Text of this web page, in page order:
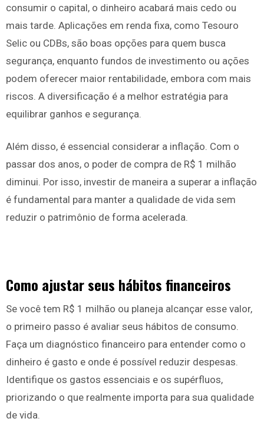
consumir o capital, o dinheiro acabará mais cedo ou
mais tarde. Aplicações em renda fixa, como Tesouro
Selic ou CDBs, são boas opções para quem busca
segurança, enquanto fundos de investimento ou ações
podem oferecer maior rentabilidade, embora com mais
riscos. A diversificação é a melhor estratégia para
equilibrar ganhos e segurança.
Além disso, é essencial considerar a inflação. Com o
passar dos anos, o poder de compra de R$ 1 milhão
diminui. Por isso, investir de maneira a superar a inflação
é fundamental para manter a qualidade de vida sem
reduzir o patrimônio de forma acelerada.
Como ajustar seus hábitos financeiros
Se você tem R$ 1 milhão ou planeja alcançar esse valor,
o primeiro passo é avaliar seus hábitos de consumo.
Faça um diagnóstico financeiro para entender como o
dinheiro é gasto e onde é possível reduzir despesas.
Identifique os gastos essenciais e os supérfluos,
priorizando o que realmente importa para sua qualidade
de vida.